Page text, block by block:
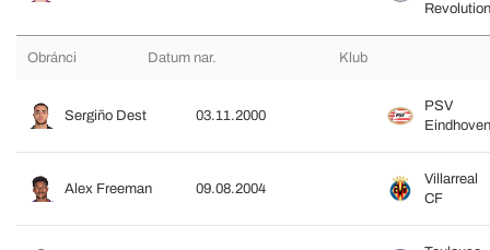
Revolution
Obránci Datum nar. Klub
Sergiño Dest 03.11.2000
PSV
Eindhoven
Alex Freeman 09.08.2004
Villarreal
CF